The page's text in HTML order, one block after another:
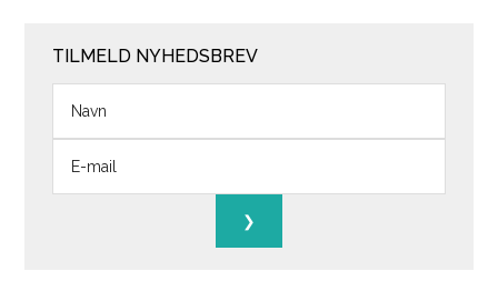
TILMELD NYHEDSBREV